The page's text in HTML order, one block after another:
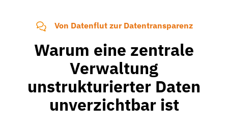
Von Datenflut zur Datentransparenz
Warum eine zentrale
Verwaltung
unstrukturierter Daten
unverzichtbar ist